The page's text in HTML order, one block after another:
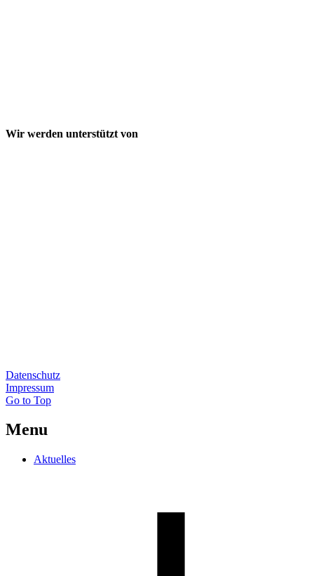
Wir werden unterstützt von
Datenschutz
Impressum
Go to Top
Menu
Aktuelles